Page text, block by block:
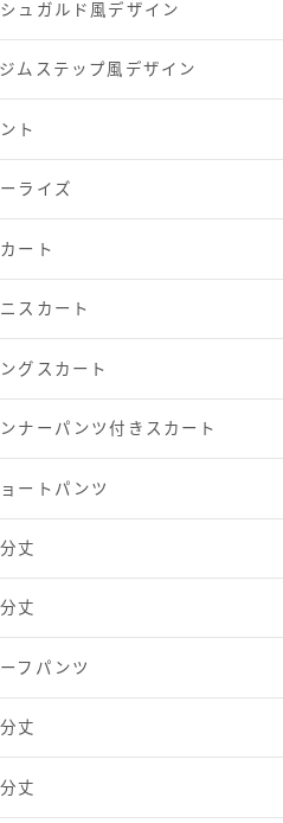
ュガルド風デザイン
ムステップ風デザイン
ト
ライズ
ート
スカート
グスカート
ナーパンツ付きスカート
ートパンツ
丈
丈
フパンツ
丈
丈